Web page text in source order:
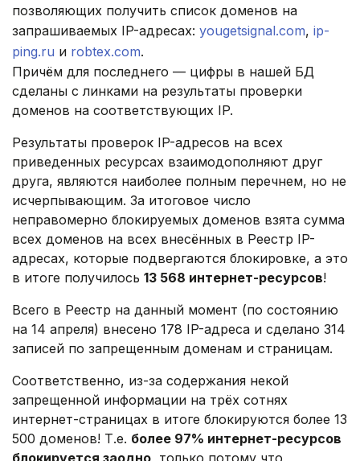
позволяющих получить список доменов на
запрашиваемых IP-адресах: yougetsignal.com, ip-
ping.ru и robtex.com.
Причём для последнего — цифры в нашей БД
сделаны с линками на результаты проверки
доменов на соответствующих IP.
Результаты проверок IP-адресов на всех
приведенных ресурсах взаимодополняют друг
друга, являются наиболее полным перечнем, но не
исчерпывающим. За итоговое число
неправомерно блокируемых доменов взята сумма
всех доменов на всех внесённых в Реестр IP-
адресах, которые подвергаются блокировке, а это
в итоге получилось 13 568 интернет-ресурсов!
Всего в Реестр на данный момент (по состоянию
на 14 апреля) внесено 178 IP-адреса и сделано 314
записей по запрещенным доменам и страницам.
Соответственно, из-за содержания некой
запрещенной информации на трёх сотнях
интернет-страницах в итоге блокируются более 13
500 доменов! Т.е. более 97% интернет-ресурсов
блокируется заодно, только потому что